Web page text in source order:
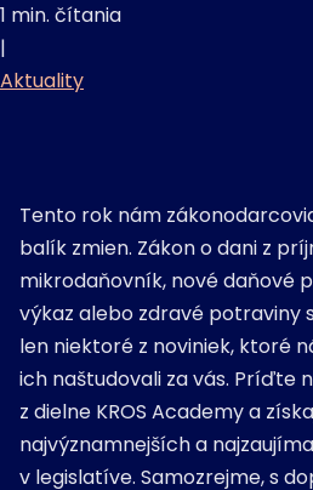
1 min. čítania
|
Aktuality
Tento rok nám
balík zmien. Zákon o dani z
mikrodaňovník, nové daňové
výkaz alebo zdravé potraviny
len niektoré z noviniek, ktoré
ich naštudovali za vás. Príďte
z dielne KROS Academy a
najvýznamnejších a
v legislatíve. Samozrejme, s